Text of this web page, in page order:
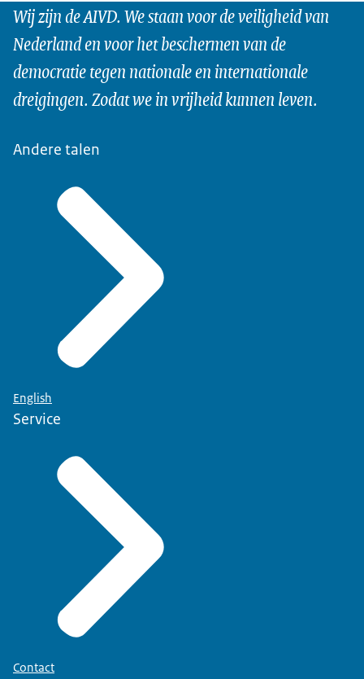
Wij zijn de AIVD. We staan voor de veiligheid van
Nederland en voor het beschermen van de
democratie tegen nationale en internationale
dreigingen. Zodat we in vrijheid kunnen leven.
Andere talen
English
Service
Contact